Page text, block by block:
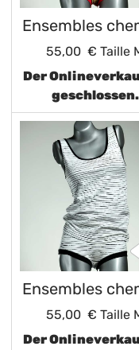
Ensembles
55,00 € Taille
Der
geschlossen.
Ensembles
55,00 € Taille
Der